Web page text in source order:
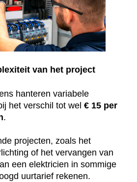
van het project
hanteren variabele
het verschil tot wel € 15 per
.
projecten, zoals het
of het vervangen van
een elektricien in sommige
uurtarief rekenen.